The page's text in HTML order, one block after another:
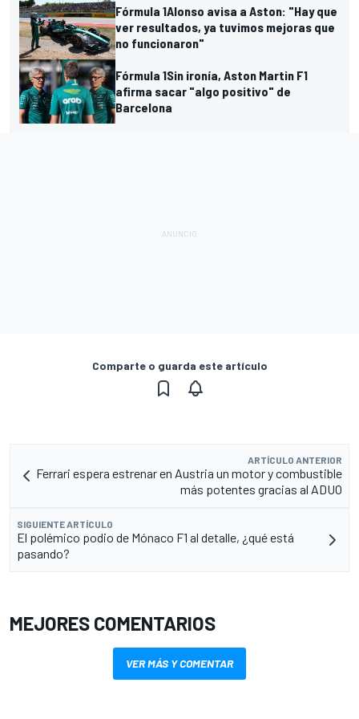
Fórmula 1Alonso avisa a Aston: "Hay que
ver resultados, ya tuvimos mejoras que
no funcionaron"
Fórmula 1Sin ironía, Aston Martin F1
afirma sacar "algo positivo" de
Barcelona
Comparte o guarda este artículo
ARTÍCULO ANTERIOR
Ferrari espera estrenar en Austria un motor y combustible
más potentes gracias al ADUO
SIGUIENTE ARTÍCULO
El polémico podio de Mónaco F1 al detalle, ¿qué está
pasando?
MEJORES COMENTARIOS
VER MÁS Y COMENTAR